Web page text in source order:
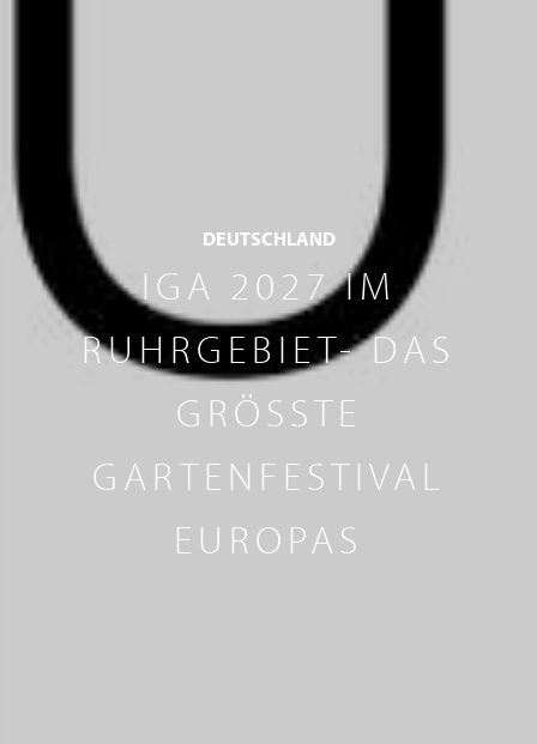
DEUTSCHLAND
IGA 2027 IM
RUHRGEBIET- DAS
GRÖSSTE
GARTENFESTIVAL
EUROPAS